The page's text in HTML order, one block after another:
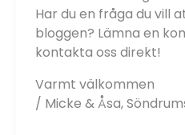
Har du en fråga du vill
bloggen? Lämna en
kontakta oss direkt!
Varmt välkommen
/ Micke & Åsa,